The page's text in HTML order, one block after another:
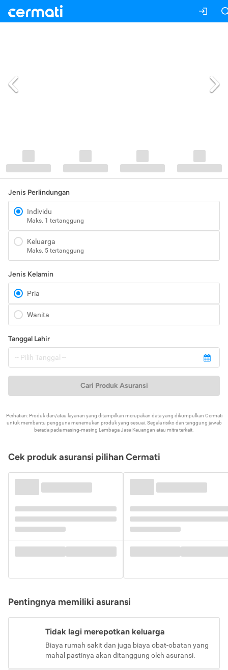
Jenis Perlindungan
Individu
Maks. 1 tertanggung
Keluarga
Maks. 5 tertanggung
Jenis Kelamin
Pria
Wanita
Tanggal Lahir
Cari Produk Asuransi
Perhatian: Produk dan/atau layanan yang ditampilkan merupakan data yang dikumpulkan Cermati
untuk membantu pengguna menemukan produk yang sesuai. Segala risiko dan tanggung jawab
berada pada masing-masing Lembaga Jasa Keuangan atau mitra terkait.
Cek produk asuransi pilihan Cermati
Pentingnya memiliki asuransi
Tidak lagi merepotkan keluarga
Biaya rumah sakit dan juga biaya obat-obatan yang
mahal pastinya akan ditanggung oleh asuransi.